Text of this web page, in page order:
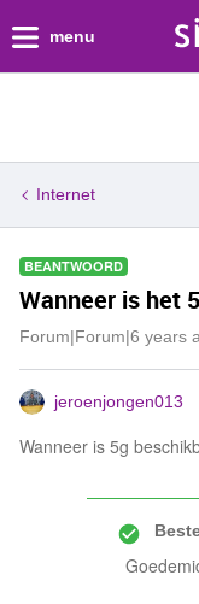
menu
Internet
BEANTWOORD
Wanneer is het
Forum|Forum|6 years
jeroenjongen013
Wanneer is 5g